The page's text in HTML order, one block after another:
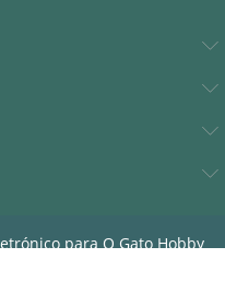
para O Gato Hobby